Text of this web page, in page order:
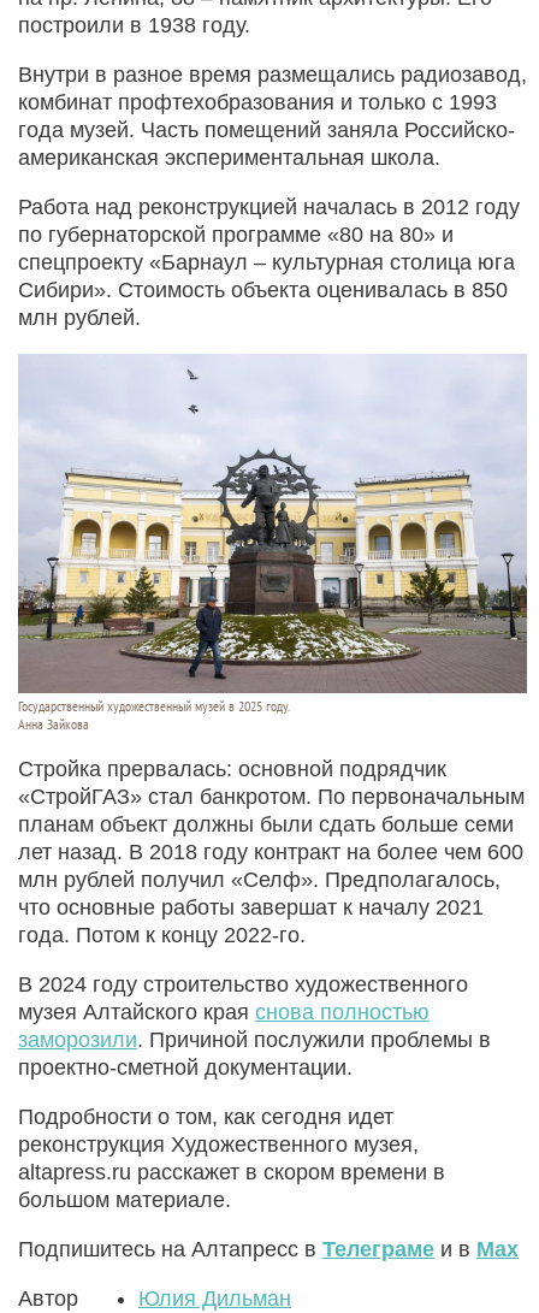
построили в 1938 году.
Внутри в разное время размещались радиозавод,
комбинат профтехобразования и только с 1993
года музей. Часть помещений заняла Российско-
американская экспериментальная школа.
Работа над реконструкцией началась в 2012 году
по губернаторской программе «80 на 80» и
спецпроекту «Барнаул – культурная столица юга
Сибири». Стоимость объекта оценивалась в 850
млн рублей.
Государственный художественный музей в 2025 году.
Анна Зайкова
Стройка прервалась: основной подрядчик
«СтройГАЗ» стал банкротом. По первоначальным
планам объект должны были сдать больше семи
лет назад. В 2018 году контракт на более чем 600
млн рублей получил «Селф». Предполагалось,
что основные работы завершат к началу 2021
года. Потом к концу 2022-го.
В 2024 году строительство художественного
музея Алтайского края снова полностью
заморозили. Причиной послужили проблемы в
проектно-сметной документации.
Подробности о том, как сегодня идет
реконструкция Художественного музея,
altapress.ru расскажет в скором времени в
большом материале.
Подпишитесь на Алтапресс в Телеграме и в Max
Автор Юлия Дильман